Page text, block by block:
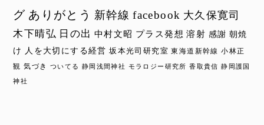
グ ありがとう 新幹線 facebook 大久保寛司
木下晴弘 日の出 中村文昭 プラス発想 溶射 感謝 朝焼
け
人を大切にする経営 坂本光司研究室 東海道新幹線 小林正
観 気づき ついてる 静岡浅間神社 モラロジー研究所 香取貴信 静岡護国
神社